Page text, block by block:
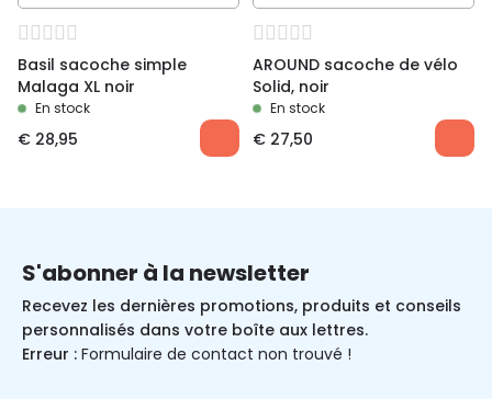
Basil sacoche simple
Malaga XL noir
En stock
€ 28,95
AROUND sacoche de vélo
Solid, noir
En stock
€ 27,50
S'abonner à la newsletter
Recevez les dernières promotions, produits et conseils
personnalisés dans votre boîte aux lettres.
Erreur : Formulaire de contact non trouvé !